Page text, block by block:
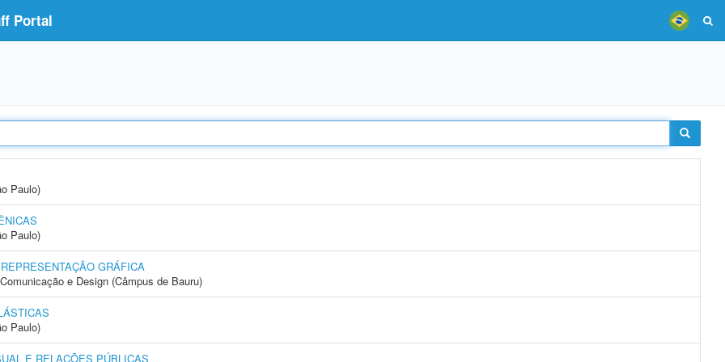
Portal
Paulo)
Paulo)
GRÁFICA
e Design (Câmpus de Bauru)
Paulo)
E RELAÇÕES PÚBLICAS